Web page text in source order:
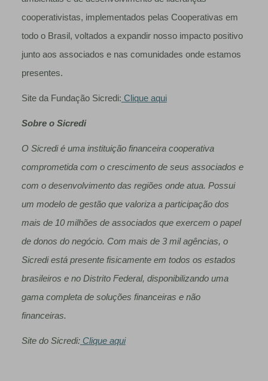
cooperativistas, implementados pelas Cooperativas em
todo o Brasil, voltados a expandir nosso impacto positivo
junto aos associados e nas comunidades onde estamos
presentes.
Site da Fundação Sicredi: Clique aqui
Sobre o Sicredi
O Sicredi é uma instituição financeira cooperativa
comprometida com o crescimento de seus associados e
com o desenvolvimento das regiões onde atua. Possui
um modelo de gestão que valoriza a participação dos
mais de 10 milhões de associados que exercem o papel
de donos do negócio. Com mais de 3 mil agências, o
Sicredi está presente fisicamente em todos os estados
brasileiros e no Distrito Federal, disponibilizando uma
gama completa de soluções financeiras e não
financeiras.
Site do Sicredi:Clique aqui